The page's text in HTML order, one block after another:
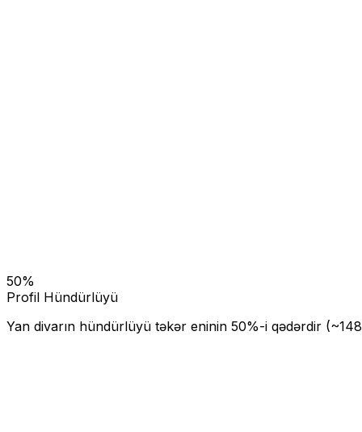
50%
Profil Hündürlüyü
Yan divarın hündürlüyü təkər eninin 50%-i qədərdir (~148